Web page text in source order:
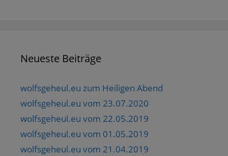
Neueste Beiträge
wolfsgeheul.eu zum Heiligen Abend
wolfsgeheul.eu vom 23.07.2020
wolfsgeheul.eu vom 22.05.2019
wolfsgeheul.eu vom 01.05.2019
wolfsgeheul.eu vom 21.04.2019